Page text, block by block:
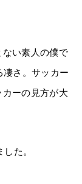
い素人の僕で
凄さ。サッカー
ーの見方が大
た。